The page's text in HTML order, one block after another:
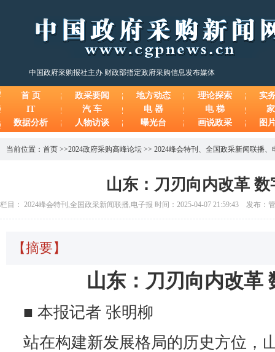
中国政府采购报社主办 财政部指定政府采购信息发布媒体
首 页 政采要闻 地方动态 理论探索
实
IT
汽 车 电 器 电 梯
数据分析
人物访谈 曝光台 画说政采 图
当前位置： 首页 >>2024政府采购高峰论坛 >> 2024峰会特刊 、 全国政采新闻联播、
山东：刀刃向内改革
栏目： 2024峰会特刊,全国政采新闻联播,电子报 时间：2025-04-07 21:59:43 发布：
【摘要】
山东：刀刃向内改革
■ 本报记者 张明柳
站在构建新发展格局的历史方位，